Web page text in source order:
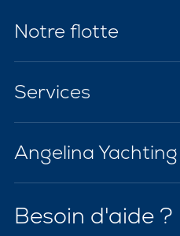
Notre flotte
Services
Angelina Yachting
Besoin d'aide ?